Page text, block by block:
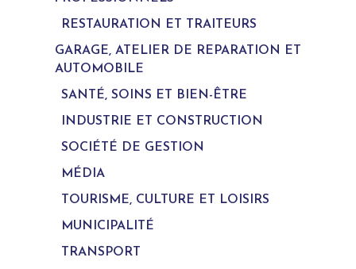
RESTAURATION ET TRAITEURS
GARAGE, ATELIER DE REPARATION ET
AUTOMOBILE
SANTÉ, SOINS ET BIEN-ÊTRE
INDUSTRIE ET CONSTRUCTION
SOCIÉTÉ DE GESTION
MÉDIA
TOURISME, CULTURE ET LOISIRS
MUNICIPALITÉ
TRANSPORT